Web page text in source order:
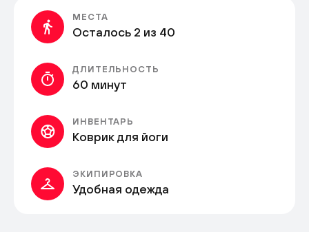
МЕСТА
Осталось 2 из 40
ДЛИТЕЛЬНОСТЬ
60 минут
ИНВЕНТАРЬ
Коврик для йоги
ЭКИПИРОВКА
Удобная одежда